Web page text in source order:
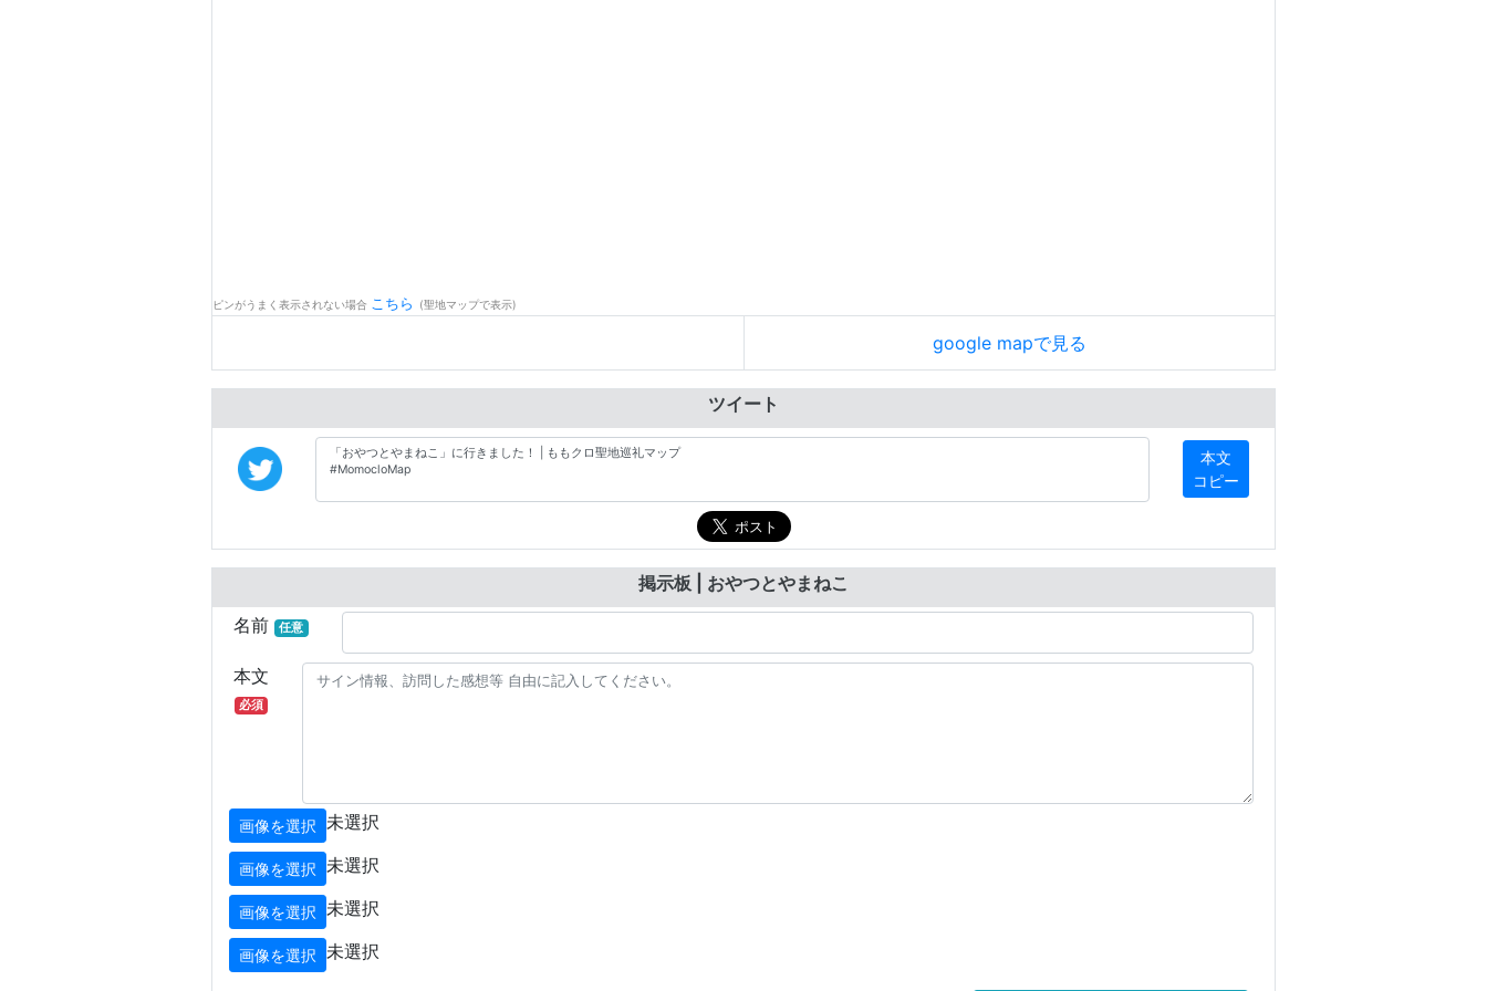
ピンがうまく表示されない場合 こちら (聖地マップで表示)
google mapで見る
ツイート
本文
コピー
掲示板 | おやつとやまねこ
名前
任意
本文
必須
画像を選択 未選択
画像を選択 未選択
画像を選択 未選択
画像を選択 未選択